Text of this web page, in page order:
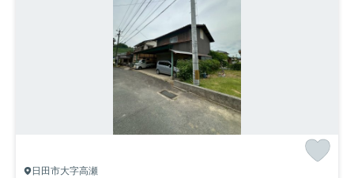
日田市大字高瀬